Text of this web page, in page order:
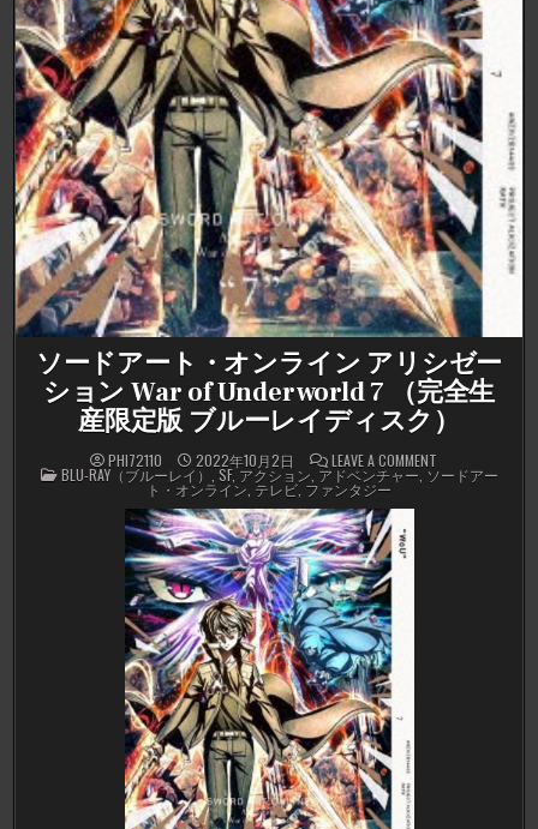
ソードアート・オンライン アリシゼー
ション War of Underworld 7 （完全生
産限定版 ブルーレイディスク）
PHI72110 2022年10月2日 LEAVE A COMMENTON
ソ
POSTED
IN
BLU-RAY（ブルーレイ）,SF,アクション アドベンチャー,ソードアー
ト・オンライン テレビ,ファンタジー